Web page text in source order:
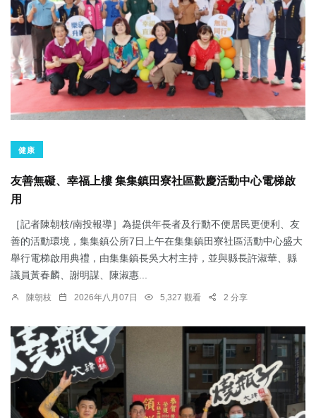
健康
友善無礙、幸福上樓 集集鎮田寮社區歡慶活動中心電梯啟
用
［記者陳朝枝/南投報導］為提供年長者及行動不便居民更便利、友
善的活動環境，集集鎮公所7日上午在集集鎮田寮社區活動中心盛大
舉行電梯啟用典禮，由集集鎮長吳大村主持，並與縣長許淑華、縣
議員黃春麟、謝明謀、陳淑惠...
陳朝枝 2026年八月07日 5,327 觀看 2 分享